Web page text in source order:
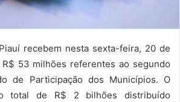
recebem nesta sexta-feira, 20 de
53 milhões referentes ao segundo
de Participação dos Municípios. O
total de R$ 2 bilhões distribuído